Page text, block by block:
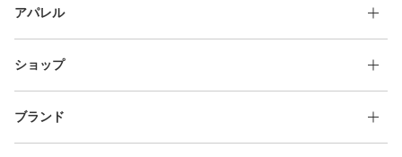
アパレル
ショップ
ブランド